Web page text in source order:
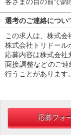
選考のご連絡につい
この求人は、株式
株式会社トリドール
応募内容は株式会社
面接調整などのご
行うことがあります。
応募フォ